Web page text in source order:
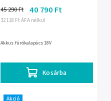
32 118 Ft ÁFA nélkül
45 290 Ft 40 790 Ft
Kosárba
Akkus fúrókalapács 18V
Akció